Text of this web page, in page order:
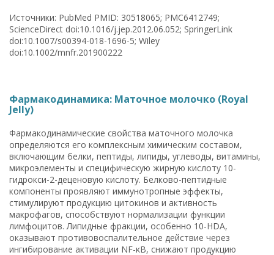
Источники: PubMed PMID: 30518065; PMC6412749;
ScienceDirect doi:10.1016/j.jep.2012.06.052; SpringerLink
doi:10.1007/s00394-018-1696-5; Wiley
doi:10.1002/mnfr.201900222
Фармакодинамика: Маточное молочко (Royal
Jelly)
Фармакодинамические свойства маточного молочка
определяются его комплексным химическим составом,
включающим белки, пептиды, липиды, углеводы, витамины,
микроэлементы и специфическую жирную кислоту 10-
гидрокси-2-деценовую кислоту. Белково-пептидные
компоненты проявляют иммунотропные эффекты,
стимулируют продукцию цитокинов и активность
макрофагов, способствуют нормализации функции
лимфоцитов. Липидные фракции, особенно 10-HDA,
оказывают противовоспалительное действие через
ингибирование активации NF-κB, снижают продукцию